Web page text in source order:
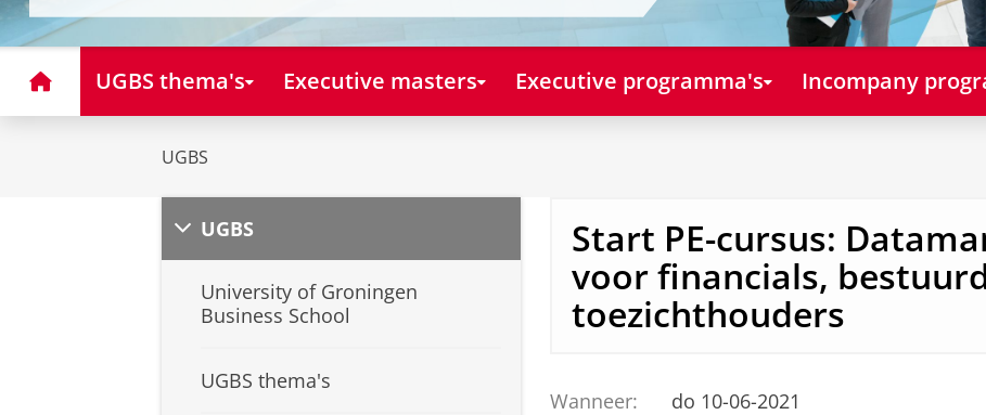
HomeUGBS thema's Executive masters Executive programma's Incompany
UGBS
UGBS
University of Groningen
Business School
UGBS thema's
Start PE-cursus:
voor financials,
toezichthouders
Wanneer:
do 10-06-2021